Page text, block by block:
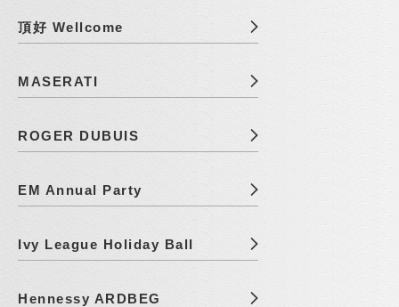
頂好 Wellcome
MASERATI
ROGER DUBUIS
EM Annual Party
Ivy League Holiday Ball
Hennessy ARDBEG